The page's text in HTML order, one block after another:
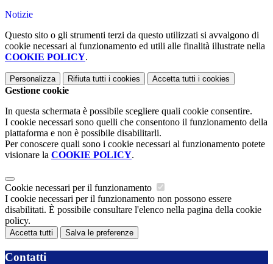
Notizie
Questo sito o gli strumenti terzi da questo utilizzati si avvalgono di
cookie necessari al funzionamento ed utili alle finalità illustrate nella
COOKIE POLICY.
Personalizza Rifiuta tutti i cookies Accetta tutti i cookies
Gestione cookie
In questa schermata è possibile scegliere quali cookie consentire.
I cookie necessari sono quelli che consentono il funzionamento della
piattaforma e non è possibile disabilitarli.
Per conoscere quali sono i cookie necessari al funzionamento potete
visionare la COOKIE POLICY.
Cookie necessari per il funzionamento
I cookie necessari per il funzionamento non possono essere
disabilitati. È possibile consultare l'elenco nella pagina della cookie
policy.
Accetta tutti Salva le preferenze
Contatti